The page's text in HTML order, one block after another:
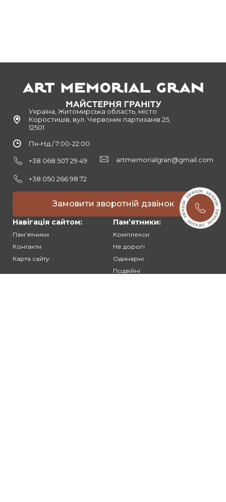
Україна, Житомирська область, місто
Коростишів, вул. Червоних партизанів 25,
12501
Пн-Нд / 7:00-22:00
+38 068 507 29 49
+38 050 266 98 72
artmemorialgran@gmail.com
Замовити зворотній дзвінок
Навігація сайтом:
Памʼятники
Контакти
Карта сайту
Памʼятники:
Комплекси
Не дорогі
Одинарні
Подвійні